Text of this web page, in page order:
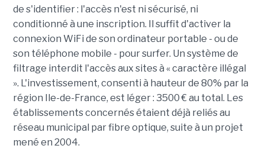
de s'identifier : l'accès n'est ni sécurisé, ni
conditionné à une inscription. Il suffit d'activer la
connexion WiFi de son ordinateur portable - ou de
son téléphone mobile - pour surfer. Un système de
filtrage interdit l'accès aux sites à « caractère illégal
». L'investissement, consenti à hauteur de 80% par la
région Ile-de-France, est léger : 3500 € au total. Les
établissements concernés étaient déjà reliés au
réseau municipal par fibre optique, suite à un projet
mené en 2004.